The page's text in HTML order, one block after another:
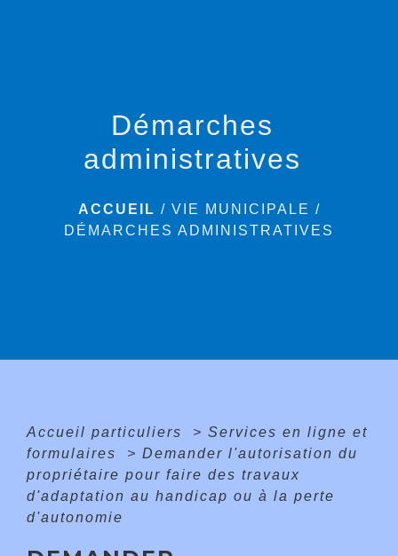
Démarches
administratives
ACCUEIL / VIE MUNICIPALE /
DÉMARCHES ADMINISTRATIVES
Accueil particuliers > Services en ligne et
formulaires
> Demander l'autorisation du
propriétaire pour faire des travaux
d'adaptation au handicap ou à la perte
d'autonomie